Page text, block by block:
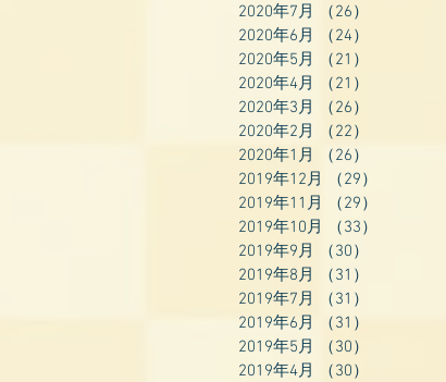
2020年7月
（26）
2020年6月
（24）
2020年5月
（21）
2020年4月
（21）
2020年3月
（26）
2020年2月
（22）
2020年1月
（26）
2019年12月
（29）
2019年11月
（29）
2019年10月
（33）
2019年9月
（30）
2019年8月
（31）
2019年7月
（31）
2019年6月
（31）
2019年5月
（30）
2019年4月
（30）